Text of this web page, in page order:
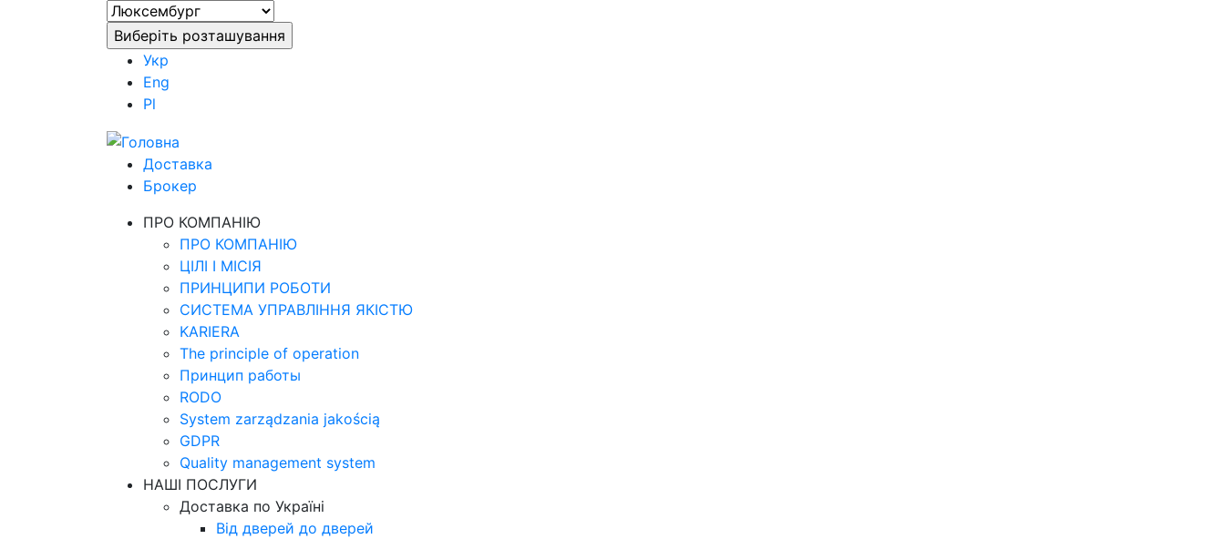
Укр
Eng
Pl
Доставка
Брокер
ПРО КОМПАНІЮ
ПРО КОМПАНІЮ
ЦІЛІ І МІСІЯ
ПРИНЦИПИ РОБОТИ
СИСТЕМА УПРАВЛІННЯ ЯКІСТЮ
KARIERA
The principle of operation
Принцип работы
RODO
System zarządzania jakością
GDPR
Quality management system
НАШІ ПОСЛУГИ
Доставка по Україні
Від дверей до дверей